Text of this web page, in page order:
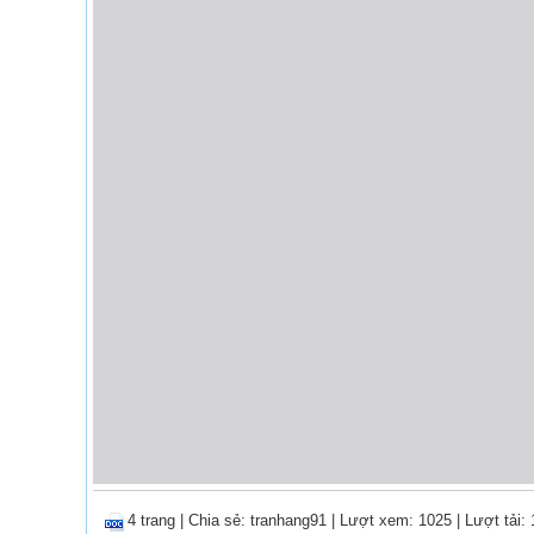
4 trang Chia sẻ: tranhang91 | Lượt xem: 1025 | Lượt tải: 1